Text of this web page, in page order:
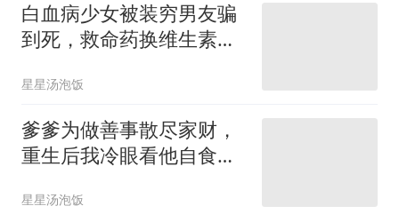
白血病少女被装穷男友骗
到死，救命药换维生素，
星星汤泡饭
爹爹为做善事散尽家财，
重生后我冷眼看他自食恶
星星汤泡饭